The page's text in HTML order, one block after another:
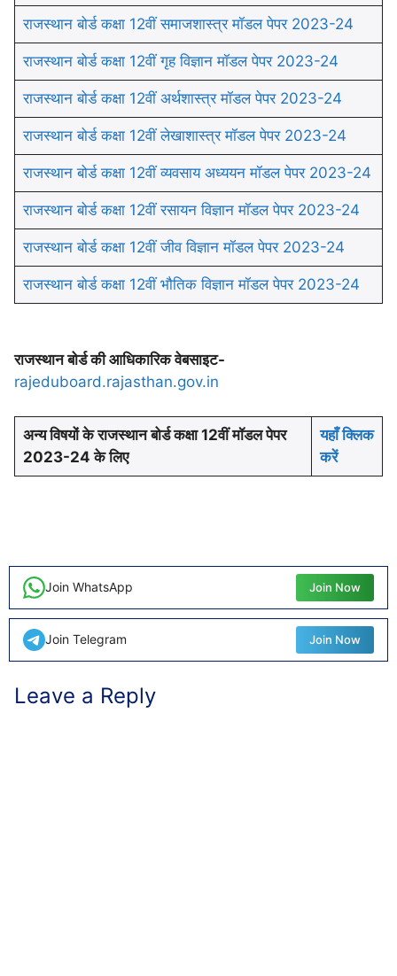
राजस्थान बोर्ड कक्षा 12वीं समाजशास्त्र मॉडल पेपर 2023-24
राजस्थान बोर्ड कक्षा 12वीं गृह विज्ञान मॉडल पेपर 2023-24
राजस्थान बोर्ड कक्षा 12वीं अर्थशास्त्र मॉडल पेपर 2023-24
राजस्थान बोर्ड कक्षा 12वीं लेखाशास्त्र मॉडल पेपर 2023-24
राजस्थान बोर्ड कक्षा 12वीं व्यवसाय अध्ययन मॉडल पेपर 2023-24
राजस्थान बोर्ड कक्षा 12वीं रसायन विज्ञान मॉडल पेपर 2023-24
राजस्थान बोर्ड कक्षा 12वीं जीव विज्ञान मॉडल पेपर 2023-24
राजस्थान बोर्ड कक्षा 12वीं भौतिक विज्ञान मॉडल पेपर 2023-24
राजस्थान बोर्ड की आधिकारिक वेबसाइट-
rajeduboard.rajasthan.gov.in
अन्य विषयों के राजस्थान बोर्ड कक्षा 12वीं मॉडल पेपर
2023-24 के लिए
यहाँ क्लिक
करें
Join WhatsApp Join Now
Join Telegram Join Now
Leave a Reply